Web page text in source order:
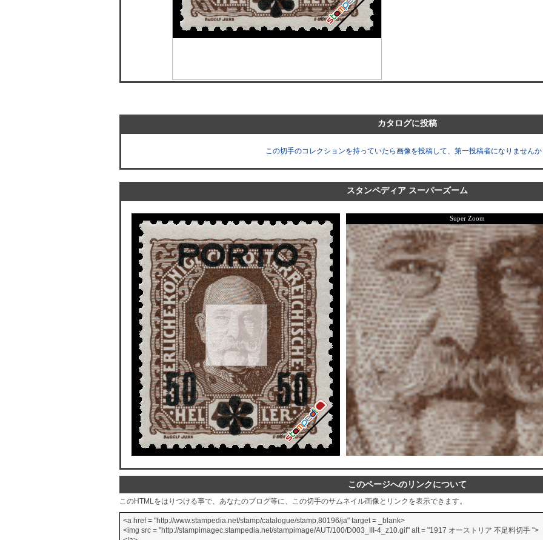
カタログに投稿
この切手のコレクションを持っていたら画像を投稿して、第一投稿者になりません
スタンペディア スーパーズーム
このページへのリンクについて
このHTMLをはりつける事で、あなたのブログ等に、この切手のサムネイル画像とリンクを表示できます。